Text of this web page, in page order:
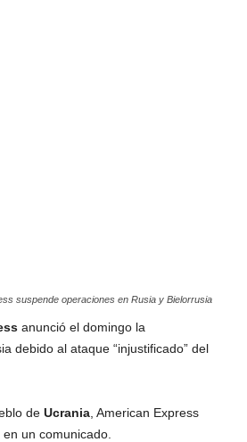
suspende operaciones en Rusia y Bielorrusia
anunció el domingo la
debido al ataque “injustificado” del
de Ucrania, American Express
un comunicado.